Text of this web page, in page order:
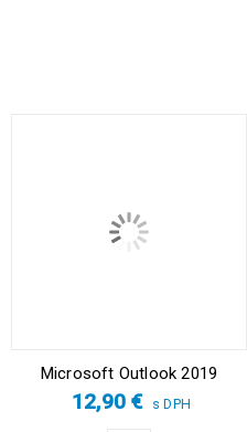
Microsoft Outlook 2019
12,90€ s DPH